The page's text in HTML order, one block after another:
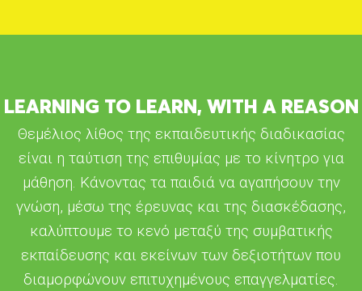
LEARNING TO LEARN, WITH A REASON
Θεμέλιος λίθος της εκπαιδευτικής διαδικασίας
είναι η ταύτιση της επιθυμίας με το κίνητρο για
μάθηση. Κάνοντας τα παιδιά να αγαπήσουν την
γνώση, μέσω της έρευνας και της διασκέδασης,
καλύπτουμε το κενό μεταξύ της συμβατικής
εκπαίδευσης και εκείνων των δεξιοτήτων που
διαμορφώνουν επιτυχημένους επαγγελματίες.